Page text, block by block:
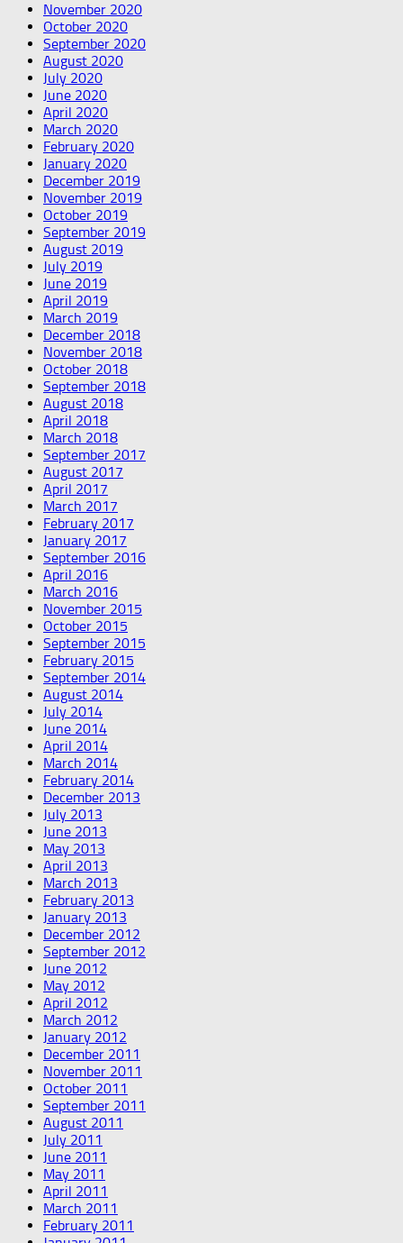
November 2020
October 2020
September 2020
August 2020
July 2020
June 2020
April 2020
March 2020
February 2020
January 2020
December 2019
November 2019
October 2019
September 2019
August 2019
July 2019
June 2019
April 2019
March 2019
December 2018
November 2018
October 2018
September 2018
August 2018
April 2018
March 2018
September 2017
August 2017
April 2017
March 2017
February 2017
January 2017
September 2016
April 2016
March 2016
November 2015
October 2015
September 2015
February 2015
September 2014
August 2014
July 2014
June 2014
April 2014
March 2014
February 2014
December 2013
July 2013
June 2013
May 2013
April 2013
March 2013
February 2013
January 2013
December 2012
September 2012
June 2012
May 2012
April 2012
March 2012
January 2012
December 2011
November 2011
October 2011
September 2011
August 2011
July 2011
June 2011
May 2011
April 2011
March 2011
February 2011